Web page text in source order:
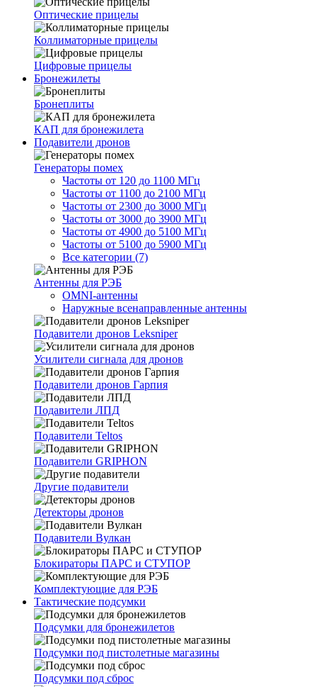
Оптические прицелы
Коллиматорные прицелы
Цифровые прицелы
Бронежилеты
Бронеплиты
КАП для бронежилета
Подавители дронов
Генераторы помех
Частоты от 120 до 1100 МГц
Частоты от 1100 до 2100 МГц
Частоты от 2300 до 3000 МГц
Частоты от 3000 до 3900 МГц
Частоты от 4900 до 5100 МГц
Частоты от 5100 до 5900 МГц
Все категории (7)
Антенны для РЭБ
OMNI-антенны
Наружные всенаправленные антенны
Подавители дронов Leksniper
Усилители сигнала для дронов
Подавители дронов Гарпия
Подавители ЛПД
Подавители Teltos
Подавители GRIPHON
Другие подавители
Детекторы дронов
Подавители Вулкан
Блокираторы ПАРС и СТУПОР
Комплектующие для РЭБ
Тактические подсумки
Подсумки для бронежилетов
Подсумки под пистолетные магазины
Подсумки под сброс